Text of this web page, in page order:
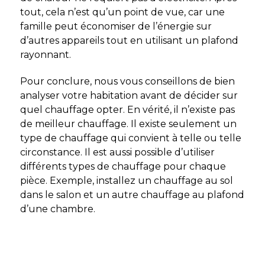
tout, cela n’est qu’un point de vue, car une
famille peut économiser de l’énergie sur
d’autres appareils tout en utilisant un plafond
rayonnant.
Pour conclure, nous vous conseillons de bien
analyser votre habitation avant de décider sur
quel chauffage opter. En vérité, il n’existe pas
de meilleur chauffage. Il existe seulement un
type de chauffage qui convient à telle ou telle
circonstance. Il est aussi possible d’utiliser
différents types de chauffage pour chaque
pièce. Exemple, installez un chauffage au sol
dans le salon et un autre chauffage au plafond
d’une chambre.